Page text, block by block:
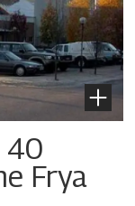
40
Frya